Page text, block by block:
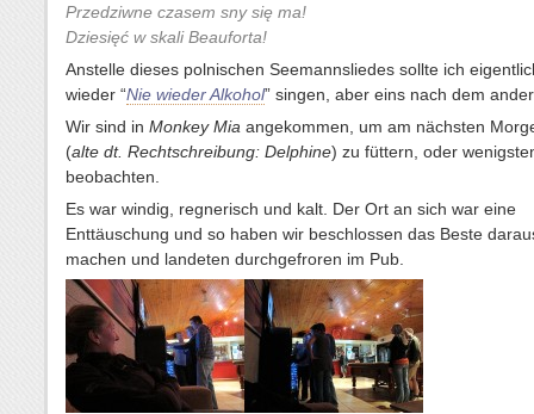
Przedziwne czasem sny się ma!
Dziesięć w skali Beauforta!
Anstelle dieses polnischen Seemannsliedes sollte ich
wieder “Nie wieder Alkohol” singen, aber eins nach dem
Wir sind in Monkey Mia angekommen, um am nächsten
(alte dt. Rechtschreibung: Delphine) zu füttern, oder
beobachten.
Es war windig, regnerisch und kalt. Der Ort an sich war eine
Enttäuschung und so haben wir beschlossen das Beste
machen und landeten durchgefroren im Pub.